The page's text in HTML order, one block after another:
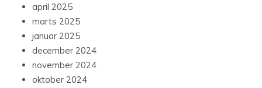
april 2025
marts 2025
januar 2025
december 2024
november 2024
oktober 2024